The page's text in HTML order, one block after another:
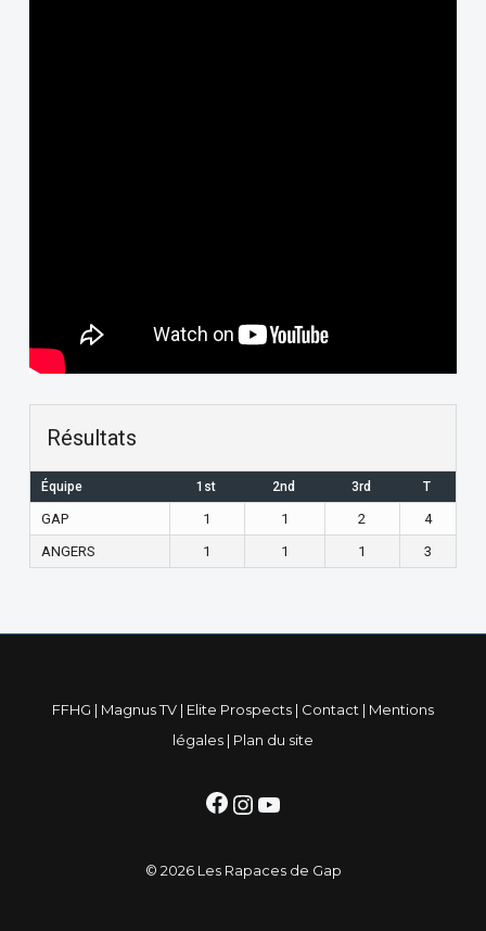
Résultats
Équipe 1st 2nd 3rd T
GAP 1 1 2
4
ANGERS
1 1 1 3
FFHG | Magnus TV | Elite Prospects | Contact | Mentions
légales | Plan du site
Facebook Instagram
© 2026 Les Rapaces de Gap